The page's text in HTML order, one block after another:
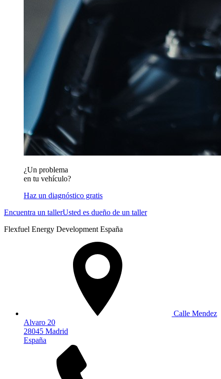
¿Un problema
en tu vehículo?
Haz un diagnóstico gratis
Encuentra un tallerUsted es dueño de un taller
Flexfuel Energy Development España
Calle Mendez
Alvaro 20
28045 Madrid
España